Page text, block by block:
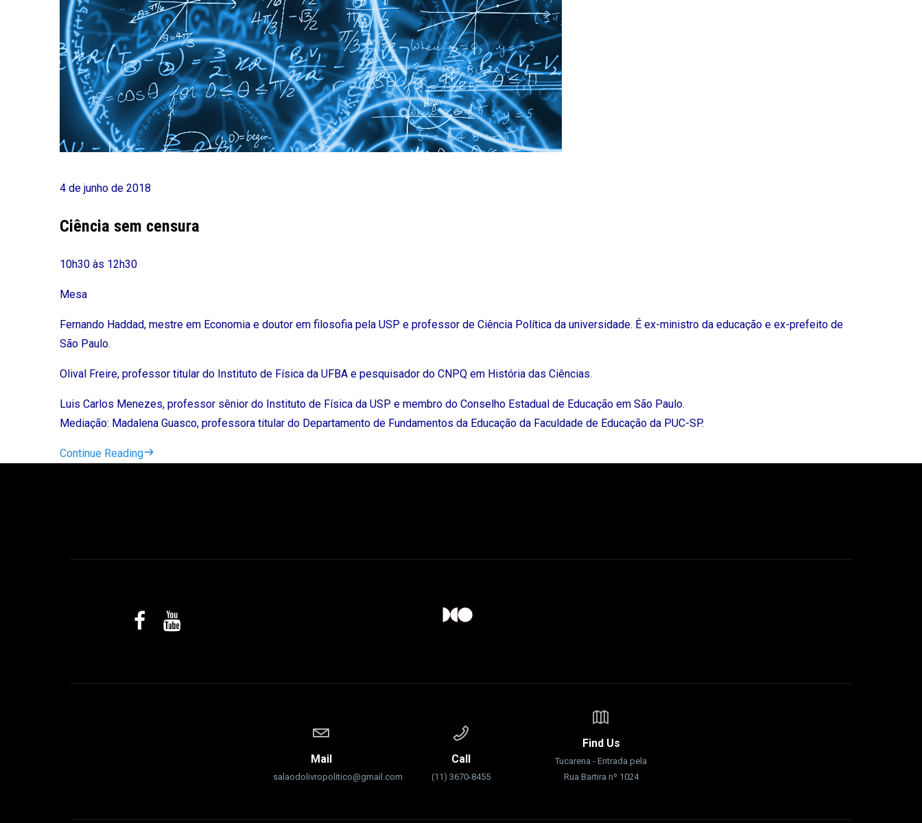
4 de junho de 2018
Ciência sem censura
10h30 às 12h30
Mesa
Fernando Haddad, mestre em Economia e doutor em filosofia pela USP e professor de Ciência Política da universidade. É ex-ministro da educação e ex-prefeito de
São Paulo.
Olival Freire, professor titular do Instituto de Física da UFBA e pesquisador do CNPQ em História das Ciências.
Luis Carlos Menezes, professor sênior do Instituto de Física da USP e membro do Conselho Estadual de Educação em São Paulo.
Mediação: Madalena Guasco, professora titular do Departamento de Fundamentos da Educação da Faculdade de Educação da PUC-SP.
Continue Reading
Mail
salaodolivropolitico@gmail.com
Call
(11) 3670-8455
Find Us
Tucarena - Entrada pela
Rua Bartira nº 1024